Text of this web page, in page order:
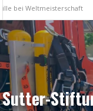
Aus
Sutter-